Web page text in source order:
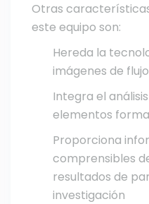
Otras
este equipo son:
Hereda la
imágenes de
Integra el
elementos
Proporciona
comprensibles
resultados de
investigación